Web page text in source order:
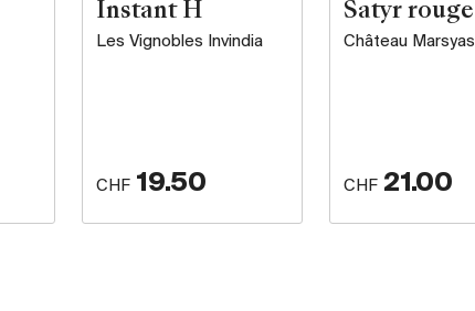
Instant H
Les Vignobles Invindia
CHF 19.50
Satyr rouge
Château Marsyas
CHF 21.00